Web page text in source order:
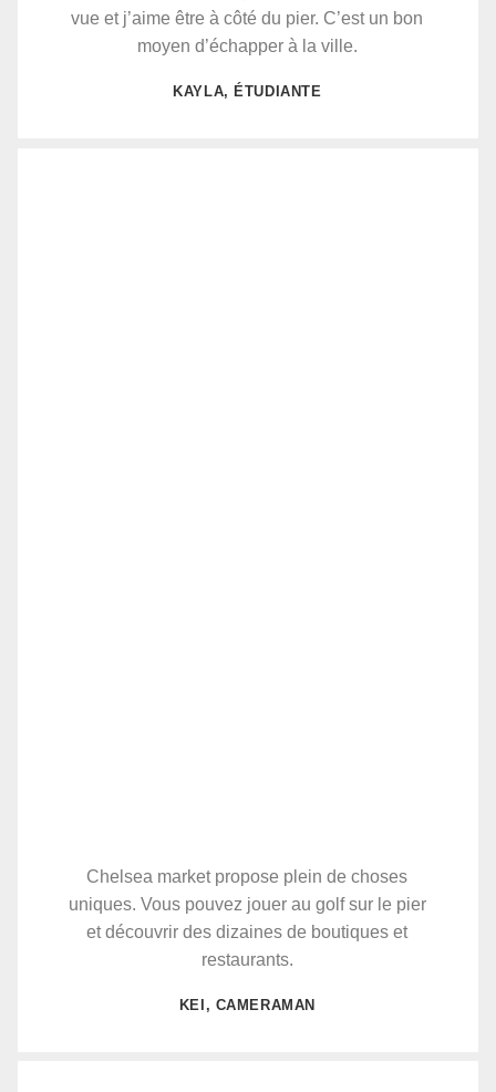
vue et j’aime être à côté du pier. C’est un bon
moyen d’échapper à la ville.
KAYLA, ÉTUDIANTE
Chelsea market propose plein de choses
uniques. Vous pouvez jouer au golf sur le pier
et découvrir des dizaines de boutiques et
restaurants.
KEI, CAMERAMAN